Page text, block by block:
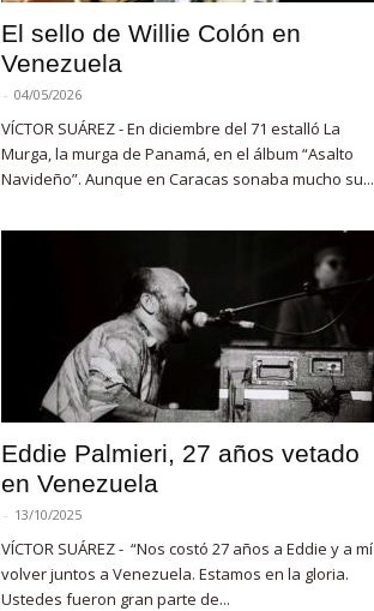
El sello de Willie Colón en
Venezuela
- 04/05/2026
VÍCTOR SUÁREZ - En diciembre del 71 estalló La
Murga, la murga de Panamá, en el álbum “Asalto
Navideño”. Aunque en Caracas sonaba mucho su...
Eddie Palmieri, 27 años vetado
en Venezuela
- 13/10/2025
VÍCTOR SUÁREZ - “Nos costó 27 años a Eddie y a mí
volver juntos a Venezuela. Estamos en la gloria.
Ustedes fueron gran parte de...